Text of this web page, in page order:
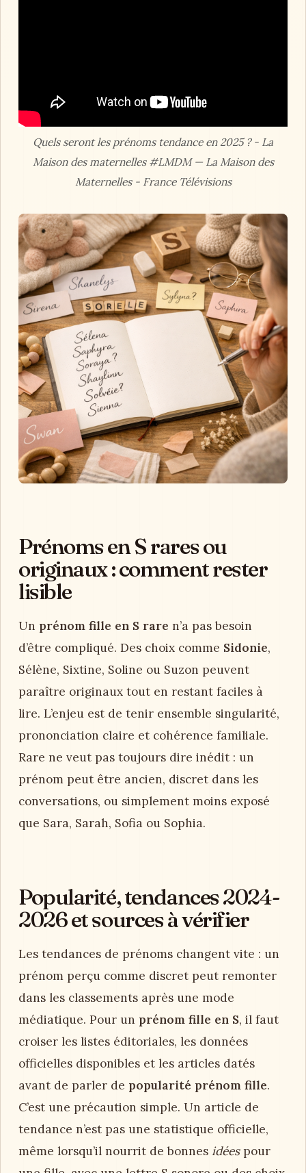
Quels seront les prénoms tendance en 2025 ? - La
Maison des maternelles #LMDM — La Maison des
Maternelles - France Télévisions
Prénoms en S rares ou
originaux : comment rester
lisible
Un prénom fille en S rare n’a pas besoin
d’être compliqué. Des choix comme Sidonie,
Sélène, Sixtine, Soline ou Suzon peuvent
paraître originaux tout en restant faciles à
lire. L’enjeu est de tenir ensemble singularité,
prononciation claire et cohérence familiale.
Rare ne veut pas toujours dire inédit : un
prénom peut être ancien, discret dans les
conversations, ou simplement moins exposé
que Sara, Sarah, Sofia ou Sophia.
Popularité, tendances 2024-
2026 et sources à vérifier
Les tendances de prénoms changent vite : un
prénom perçu comme discret peut remonter
dans les classements après une mode
médiatique. Pour un prénom fille en S, il faut
croiser les listes éditoriales, les données
officielles disponibles et les articles datés
avant de parler de popularité prénom fille.
C’est une précaution simple. Un article de
tendance n’est pas une statistique officielle,
même lorsqu’il nourrit de bonnes idéespour